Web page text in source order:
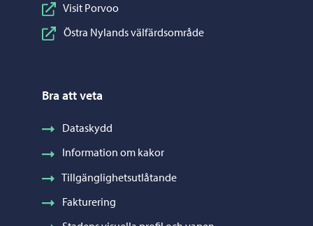
Visit Porvoo
Östra Nylands välfärdsområde
Bra att veta
Dataskydd
Information om kakor
Tillgänglighetsutlåtande
Fakturering